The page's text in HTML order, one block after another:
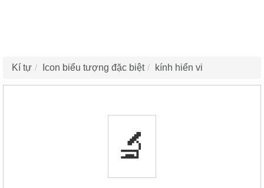
Kí tự Icon biểu tượng đặc biệt kính hiển vi
🔬